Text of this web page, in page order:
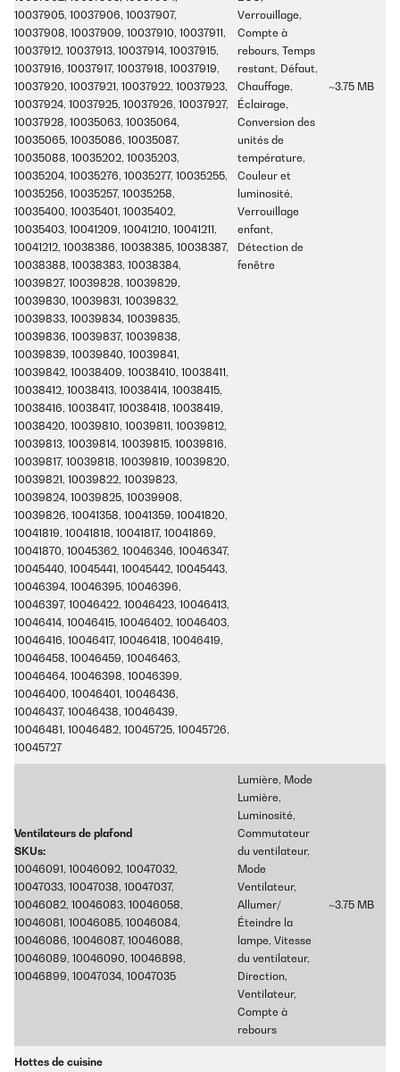
10037905, 10037906, 10037907,
10037908, 10037909, 10037910, 10037911,
10037912, 10037913, 10037914, 10037915,
10037916, 10037917, 10037918, 10037919,
10037920, 10037921, 10037922, 10037923,
10037924, 10037925, 10037926, 10037927,
10037928, 10035063, 10035064,
10035065, 10035086, 10035087,
10035088, 10035202, 10035203,
10035204, 10035276, 10035277, 10035255,
10035256, 10035257, 10035258,
10035400, 10035401, 10035402,
10035403, 10041209, 10041210, 10041211,
10041212, 10038386, 10038385, 10038387,
10038388, 10038383, 10038384,
10039827, 10039828, 10039829,
10039830, 10039831, 10039832,
10039833, 10039834, 10039835,
10039836, 10039837, 10039838,
10039839, 10039840, 10039841,
10039842, 10038409, 10038410, 10038411,
10038412, 10038413, 10038414, 10038415,
10038416, 10038417, 10038418, 10038419,
10038420, 10039810, 10039811, 10039812,
10039813, 10039814, 10039815, 10039816,
10039817, 10039818, 10039819, 10039820,
10039821, 10039822, 10039823,
10039824, 10039825, 10039908,
10039826, 10041358, 10041359, 10041820,
10041819, 10041818, 10041817, 10041869,
10041870, 10045362, 10046346, 10046347,
10045440, 10045441, 10045442, 10045443,
10046394, 10046395, 10046396,
10046397, 10046422, 10046423, 10046413,
10046414, 10046415, 10046402, 10046403,
10046416, 10046417, 10046418, 10046419,
10046458, 10046459, 10046463,
10046464, 10046398, 10046399,
10046400, 10046401, 10046436,
10046437, 10046438, 10046439,
10046481, 10046482, 10045725, 10045726,
10045727
Verrouillage,
Compte à
rebours, Temps
restant, Défaut,
Chauffage,
Éclairage,
Conversion des
unités de
température,
Couleur et
luminosité,
Verrouillage
enfant,
Détection de
fenêtre
~3.75 MB
Ventilateurs de plafond
SKUs:
10046091, 10046092, 10047032,
10047033, 10047038, 10047037,
10046082, 10046083, 10046058,
10046081, 10046085, 10046084,
10046086, 10046087, 10046088,
10046089, 10046090, 10046898,
10046899, 10047034, 10047035
Lumière, Mode
Lumière,
Luminosité,
Commutateur
du ventilateur,
Mode
Ventilateur,
Allumer/
Éteindre la
lampe, Vitesse
du ventilateur,
Direction,
Ventilateur,
Compte à
rebours
~3.75 MB
Hottes de cuisine